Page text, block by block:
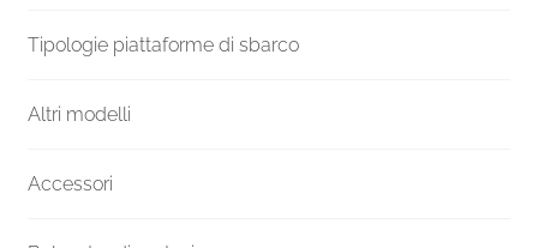
Tipologie piattaforme di sbarco
Altri modelli
Accessori